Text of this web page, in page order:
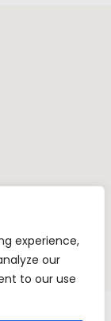
experience,
our
to our use